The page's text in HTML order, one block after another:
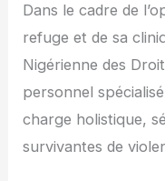
Dans le cadre de
refuge et de sa
Nigérienne des
personnel
charge holistique,
survivantes de